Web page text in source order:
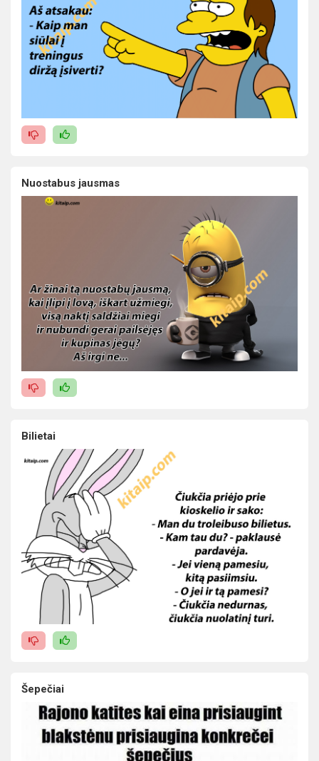
Nuostabus jausmas
Bilietai
Šepečiai